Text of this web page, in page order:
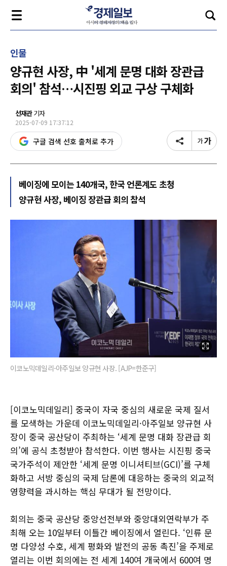
인물
양규현 사장, 中 '세계 문명 대화 장관급
회의' 참석…시진핑 외교 구상 구체화
선재관기자
2025-07-09 17:37:12
구글 검색 선호 출처로 추가
베이징에 모이는 140개국, 한국 언론계도 초청
양규현 사장, 베이징 장관급 회의 참석
이코노믹데일리-아주일보 양규현 사장. [AJP=한준구]
[이코노믹데일리] 중국이 자국 중심의 새로운 국제 질서
를 모색하는 가운데 이코노믹데일리·아주일보 양규현 사
장이 중국 공산당이 주최하는 ‘세계 문명 대화 장관급 회
의’에 공식 초청받아 참석한다. 이번 행사는 시진핑 중국
국가주석이 제안한 ‘세계 문명 이니셔티브(GCI)’를 구체
화하고 서방 중심의 국제 담론에 대응하는 중국의 외교적
영향력을 과시하는 핵심 무대가 될 전망이다.
회의는 중국 공산당 중앙선전부와 중앙대외연락부가 주
최해 오는 10일부터 이틀간 베이징에서 열린다. ‘인류 문
명 다양성 수호, 세계 평화와 발전의 공동 촉진’을 주제로
열리는 이번 회의에는 전 세계 140여 개국에서 600여 명